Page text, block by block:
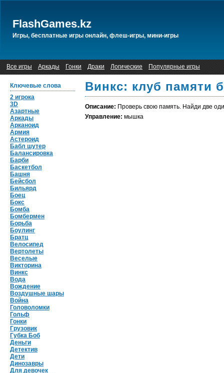
FlashGames.kz
Игры, бесплатные игры онлайн, флеш-игры, мини-игры
Все игры Аркады Гонки Драки Логические Популярные игры
Ключевые слова
2 игрока
3D
Азартные
Аркады
Арканоид
Армия
Астероид
Бабл шутер
Балансировка
Барби
Баскетбол
Башня
Бейсбол
Бильярд
Боец
Бокс
Бомба
Бомбермен
Борьба
Боулинг
Братц
Велосипед
Вертолеты
Веселые
Викторина
Винкс
Вода
Вождение
Воздушные шары
Война
Головоломки
Гольф
Гонки
Грузовик
Губка Боб
Деньги
Детектив
Дети
Динозавры
Для девочек
Винкс: клуб памяти
Описание: Проверь свою память. Найди две
Управление: мышка